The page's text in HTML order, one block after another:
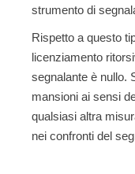
strumento di
Rispetto a questo
licenziamento
segnalante è nullo.
mansioni ai sensi
qualsiasi altra
nei confronti del